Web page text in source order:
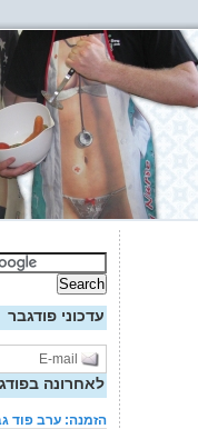
עדכוני פודגבר
לאחרונה
הזמנה: ערב פוד